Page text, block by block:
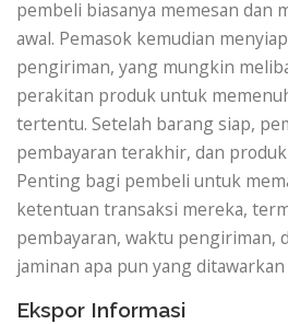
pembeli biasanya memesan dan
awal. Pemasok kemudian
pengiriman, yang mungkin
perakitan produk untuk
tertentu. Setelah barang siap,
pembayaran terakhir, dan
Penting bagi pembeli untuk
ketentuan transaksi mereka,
pembayaran, waktu pengiriman,
jaminan apa pun yang
Ekspor Informasi